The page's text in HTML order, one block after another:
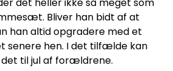
det heller ikke så meget som
Bliver han bidt af at
han altid opgradere med et
hen. I det tilfælde kan
det til jul af forældrene.